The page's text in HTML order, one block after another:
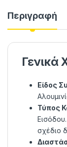
Περιγραφή
Γενικά
Είδος
Τύπος
σχέδιο